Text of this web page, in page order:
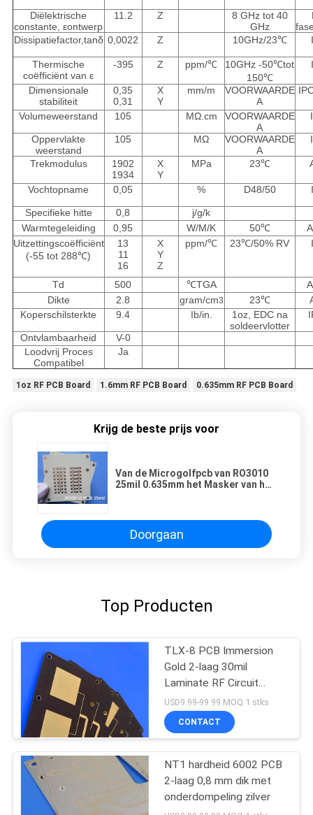
Diëlektrische
constante, εontwerp
11.2 Z
8 GHz tot 40
GHz
Dissipatiefactor,tanδ 0,0022 Z 10GHz/23℃
Thermische
coëfficiënt van ε
-395 Z ppm/℃ 10GHz -50℃tot
150℃
Dimensionale
stabiliteit
0,35
0,31
X
Y
mm/m
VOORWAARDE
A
Volumeweerstand 105 MΩ.cm
VOORWAARDE
A
Oppervlakte
weerstand
105 MΩ
VOORWAARDE
A
Trekmodulus
1902
1934
X
Y
MPa 23℃
Vochtopname 0,05 % D48/50
Specifieke hitte 0,8
j/g/k
Warmtegeleiding
0,95 W/M/K 50℃
Uitzettingscoëfficiënt
(-55 tot 288℃)
13
11
16
X
Y
Z
ppm/℃ 23℃/50% RV
Td 500 ℃TGA
Dikte
2.8 gram/cm3 23℃
Koperschilsterkte
9.4 Ib/in.
1oz, EDC na
soldeervlotter
Ontvlambaarheid
V-0
Loodvrij Proces
Compatibel
Ja
1oz RF PCB Board 1.6mm RF PCB Board 0.635mm RF PCB Board
Krijg de beste prijs voor
Van de Microgolfpcb van RO3010
25mil 0.635mm het Masker van het
Doorgaan
Top Producten
TLX-8 PCB Immersion
Gold 2-laag 30mil
Laminate RF Circuit
Board
USD9.99-99.99 MOQ:1 stks
CONTACT
NT1 hardheid 6002 PCB
2-laag 0,8 mm dik met
onderdompeling zilver